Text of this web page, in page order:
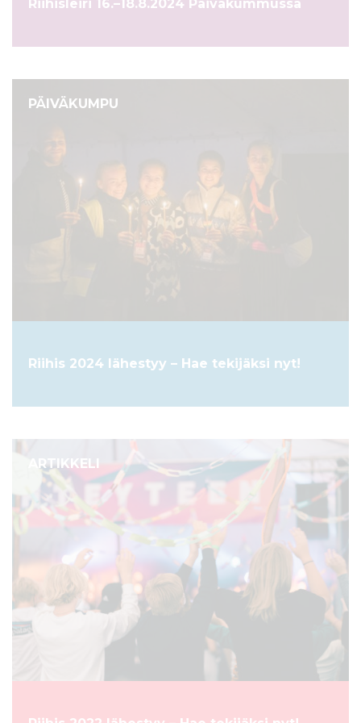
Riihisleiri 16.–18.8.2024 Päiväkummussa
PÄIVÄKUMPU
Riihis 2024 lähestyy – Hae tekijäksi nyt!
ARTIKKELI